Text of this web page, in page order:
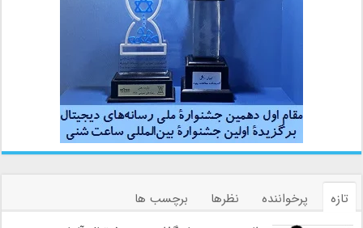
تازه پرخواننده نظرها
برچسب ها